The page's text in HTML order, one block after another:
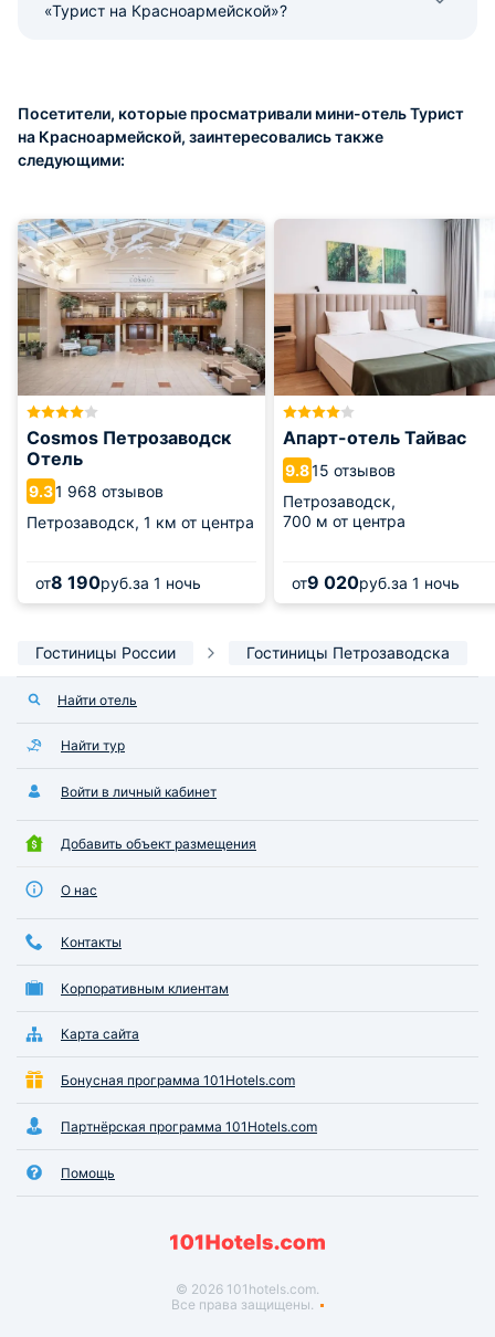
«Турист на Красноармейской»?
Посетители, которые просматривали мини-отель Турист
на Красноармейской, заинтересовались также
следующими:
Cosmos Петрозаводск
Отель
9.31 968 отзывов
Петрозаводск, 1 км от центра
от8 190руб.за 1 ночь
Апарт-отель Тайвас
9.815 отзывов
Петрозаводск,
700 м от центра
от9 020руб.за 1 ночь
Гостиницы России Гостиницы Петрозаводска
Найти отель
Найти тур
Войти в личный кабинет
Добавить объект размещения
О нас
Контакты
Корпоративным клиентам
Карта сайта
Бонусная программа 101Hotels.com
Партнёрская программа 101Hotels.com
Помощь
© 2026 101hotels.com.
Все права защищены.